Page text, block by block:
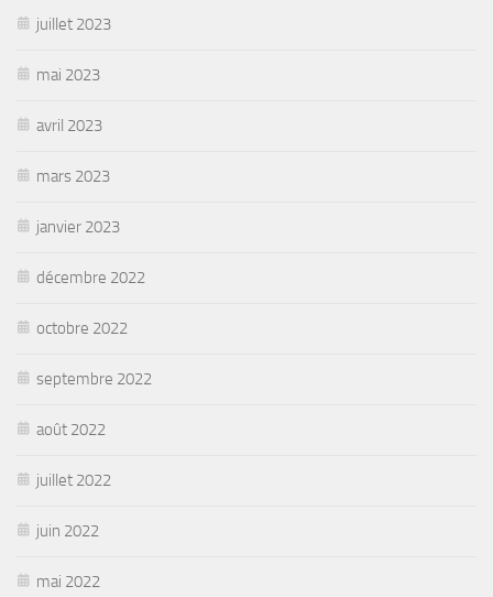
juillet 2023
mai 2023
avril 2023
mars 2023
janvier 2023
décembre 2022
octobre 2022
septembre 2022
août 2022
juillet 2022
juin 2022
mai 2022